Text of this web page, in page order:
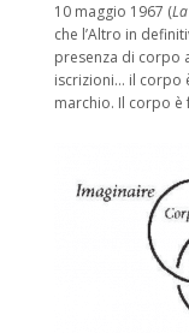
10 maggio 1967 (
che l’Altro in
presenza di corpo
iscrizioni… il corpo
marchio. Il corpo è